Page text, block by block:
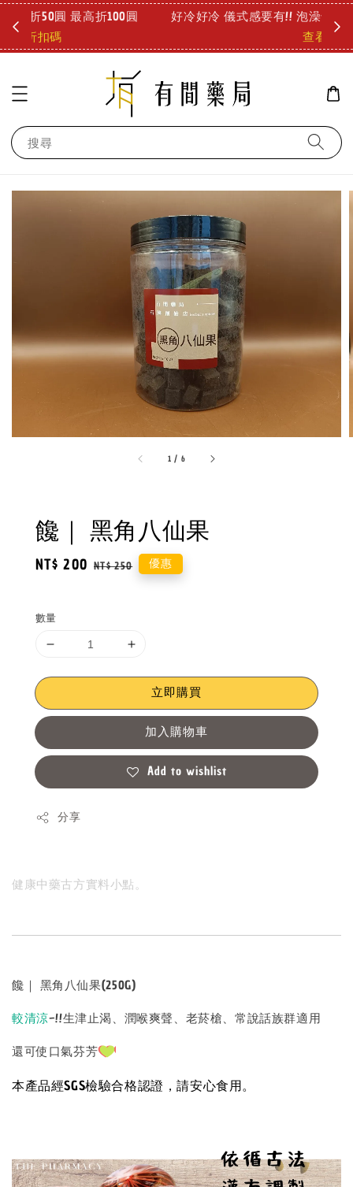
好冷好冷 儀式感要有!! 泡澡也能舒緩疲勞 療癒登場!
搜尋
1 / 6
饞｜ 黑角八仙果
Sale
NT$ 200 Regular
NT$ 250 優惠
數量
立即購買
加入購物車
Add to wishlist
分享
健康中藥古方實料小點。
饞｜ 黑角八仙果(250G)
較清涼~!!生津止渴、潤喉爽聲、老菸槍、常說話族群適用
還可使口氣芬芳
本產品經SGS檢驗合格認證，請安心食用。